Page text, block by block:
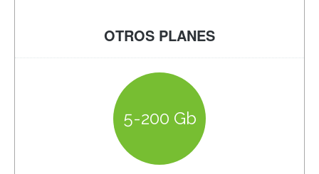
OTROS PLANES
5-200 Gb